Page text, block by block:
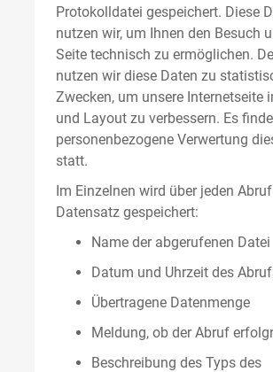
Protokolldatei gespeichert. Diese
nutzen wir, um Ihnen den Besuch
Seite technisch zu ermöglichen.
nutzen wir diese Daten zu
Zwecken, um unsere Internetseite
und Layout zu verbessern. Es
personenbezogene Verwertung
statt.
Im Einzelnen wird über jeden
Datensatz gespeichert:
Name der abgerufenen Datei
Datum und Uhrzeit des
Übertragene Datenmenge
Meldung, ob der Abruf
Beschreibung des Typs des